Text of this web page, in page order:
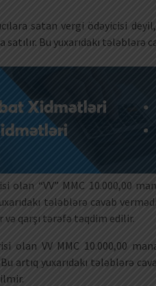
satan vergi ödəyicisi
Bu yuxarıdakı tələblərə
olan “VV” MMC 10.000,00
tələblərə cavab
və qarşı tərəfə təqdim edilir.
olan VV MMC 10.000,00
artıq yuxarıdakı tələblərə